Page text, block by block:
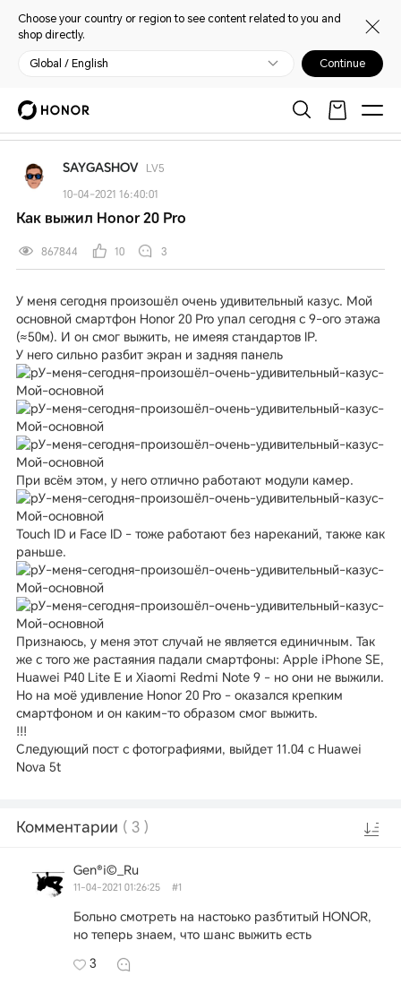
Choose your country or region to see content related to you and
shop directly.
Global / English Continue
ГлавнаяMy HONOR
Открыть
HONOR 20 Pro
SAYGASHOV LV5
10-04-2021 16:40:01
Как выжил Honor 20 Pro
867844 10 3
У меня сегодня произошёл очень удивительный казус. Мой
основной смартфон Honor 20 Pro упал сегодня с 9-ого этажа
(≈50м). И он смог выжить, не имеяя стандартов IP.
У него сильно разбит экран и задняя панель
При всём этом, у него отлично работают модули камер.
Touch ID и Face ID - тоже работают без нареканий, также как
раньше.
Признаюсь, у меня этот случай не является единичным. Так
же с того же растаяния падали смартфоны: Apple iPhone SE,
Huawei P40 Lite E и Xiaomi Redmi Note 9 - но они не выжили.
Но на моё удивление Honor 20 Pro - оказался крепким
смартфоном и он каким-то образом смог выжить.
!!!
Следующий пост с фотографиями, выйдет 11.04 с Huawei
Nova 5t
Комментарии ( 3 )
Gen®i©_Ru
11-04-2021 01:26:25 #1
Больно смотреть на настоько разбтитый HONOR,
но теперь знаем, что шанс выжить есть
3